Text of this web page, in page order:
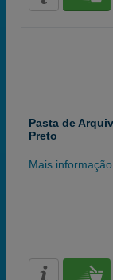
Pasta de
Preto
Mais informação